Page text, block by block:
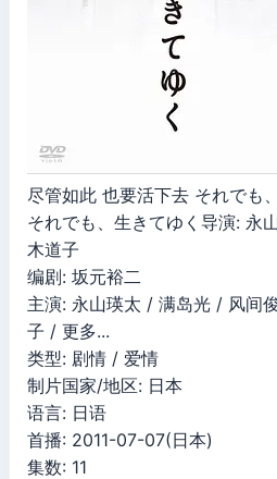
尽管如此 也要活下去 それでも
それでも、生きてゆく导演: 永
木道子
编剧: 坂元裕二
主演: 永山瑛太 / 满岛光 / 风间
子 / 更多...
类型: 剧情 / 爱情
制片国家/地区: 日本
语言: 日语
首播: 2011-07-07(日本)
集数: 11